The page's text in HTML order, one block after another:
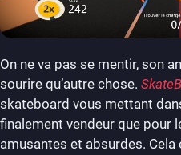
On ne va pas se mentir, son
sourire qu’autre chose.
skateboard vous mettant
finalement vendeur que pour
amusantes et absurdes.